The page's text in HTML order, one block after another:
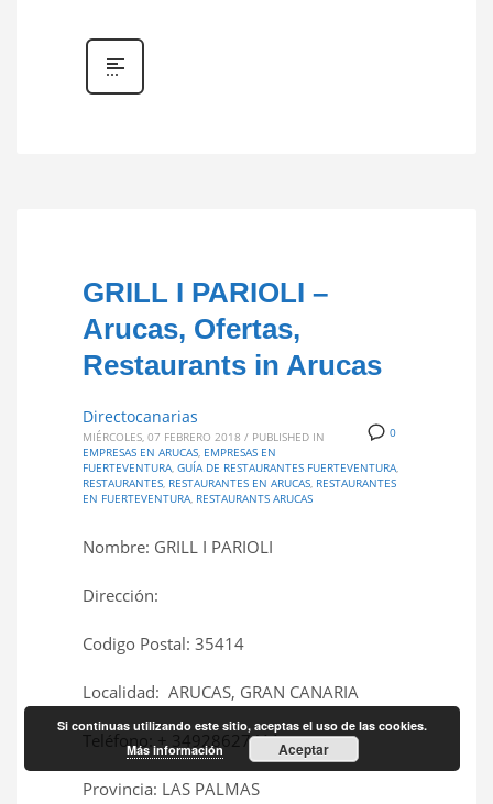
GRILL I PARIOLI –
Arucas, Ofertas,
Restaurants in Arucas
0
Directocanarias
MIÉRCOLES, 07 FEBRERO 2018 / PUBLISHED IN
EMPRESAS EN ARUCAS EMPRESAS EN
FUERTEVENTURA GUÍA DE RESTAURANTES FUERTEVENTURA
RESTAURANTES RESTAURANTES EN ARUCAS RESTAURANTES
EN FUERTEVENTURA RESTAURANTS ARUCAS
Nombre: GRILL I PARIOLI
Dirección:
Codigo Postal: 35414
Localidad: ARUCAS, GRAN CANARIA
Teléfono: + 34928627411
Provincia: LAS PALMAS
Si continuas utilizando este sitio, aceptas el uso de las cookies.
Más información
Aceptar